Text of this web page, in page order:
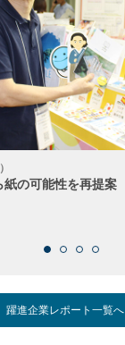
紙の可能性を再提案
躍進企業レポート一覧へ